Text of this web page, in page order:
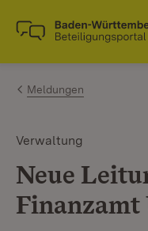
Zum Inhalt
Link zur Startseite
Meldungen
Verwaltung
Neue